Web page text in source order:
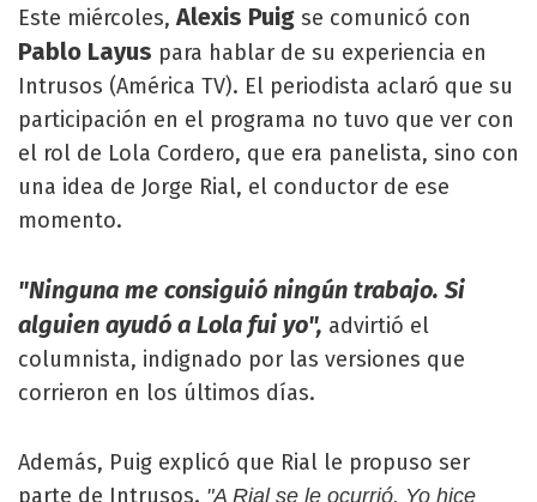
Este miércoles, Alexis Puig se comunicó con
Pablo Layus para hablar de su experiencia en
Intrusos (América TV). El periodista aclaró que su
participación en el programa no tuvo que ver con
el rol de Lola Cordero, que era panelista, sino con
una idea de Jorge Rial, el conductor de ese
momento.
"Ninguna me consiguió ningún trabajo. Si
alguien ayudó a Lola fui yo", advirtió el
columnista, indignado por las versiones que
corrieron en los últimos días.
Además, Puig explicó que Rial le propuso ser
parte de Intrusos. "A Rial se le ocurrió. Yo hice